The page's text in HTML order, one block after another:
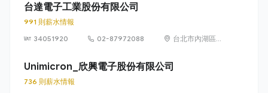
台達電子工業股份有限公司
991 則薪水情報
34051920
02-87972088
台北市內湖區瑞
Unimicron_欣興電子股份有限公司
736 則薪水情報